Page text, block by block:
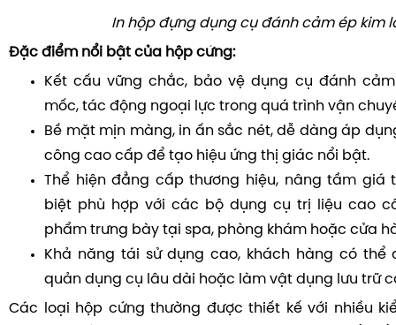
In hộp đựng dụng cụ đánh cảm ép kim
Đặc điểm nổi bật của hộp cứng:
Kết cấu vững chắc, bảo vệ dụng cụ đánh
mốc, tác động ngoại lực trong quá trình vận
Bề mặt mịn màng, in ấn sắc nét, dễ dàng áp
công cao cấp để tạo hiệu ứng thị giác nổi bật.
Thể hiện đẳng cấp thương hiệu, nâng tầm giá
biệt phù hợp với các bộ dụng cụ trị liệu cao
phẩm trưng bày tại spa, phòng khám hoặc cửa
Khả năng tái sử dụng cao, khách hàng có thể
quản dụng cụ lâu dài hoặc làm vật dụng lưu trữ
Các loại hộp cứng thường được thiết kế với nhiều